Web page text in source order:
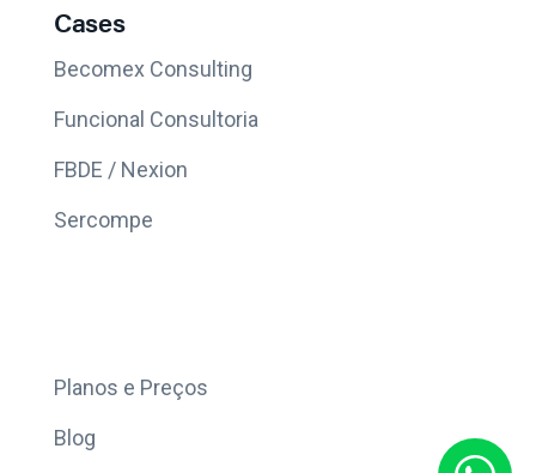
Cases
Becomex Consulting
Funcional Consultoria
FBDE / Nexion
Sercompe
Planos e Preços
Blog